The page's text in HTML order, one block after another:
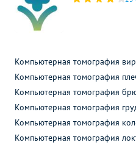
Компьютерная томография
Компьютерная томография
Компьютерная томография
Компьютерная томография
Компьютерная томография
Компьютерная томография